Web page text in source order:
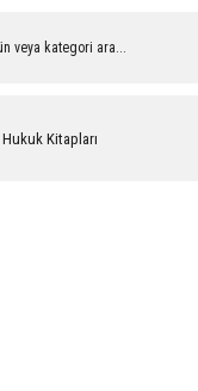
Hukuk Kitapları